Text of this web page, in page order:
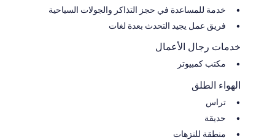
خدمة للمساعدة في حجز التذاكر والجولات السياحية
فريق عمل يجيد التحدث بعدة لغات
خدمات رجال الأعمال
مكتب كمبيوتر
الهواء الطلق
تراس
حديقة
منطقة للنزهات